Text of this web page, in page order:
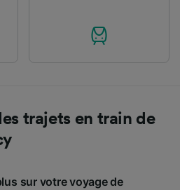
trajets en train de
sur votre voyage de